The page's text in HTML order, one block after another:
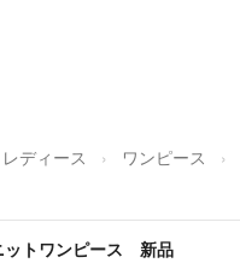
レディース ワンピース
トワンピース 新品